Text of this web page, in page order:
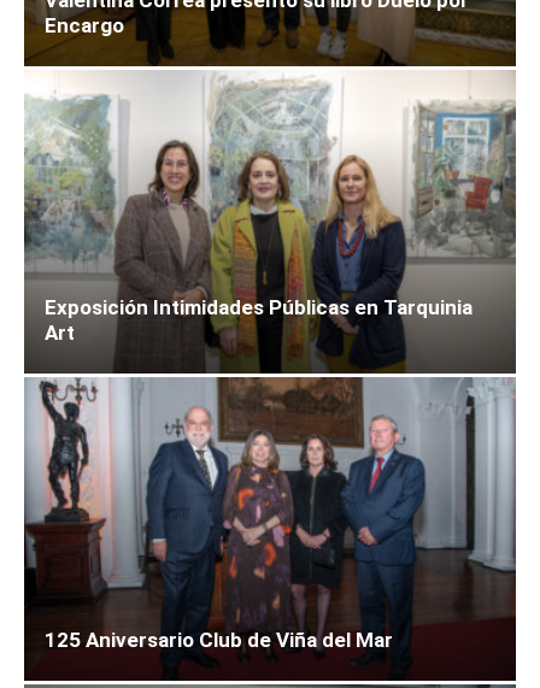
Encargo
Exposición Intimidades Públicas en Tarquinia
Art
125 Aniversario Club de Viña del Mar